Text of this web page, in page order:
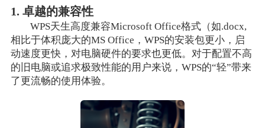
1. 卓越的兼容性
WPS天生高度兼容Microsoft Office格式（如.docx,
相比于体积庞大的MS Office，WPS的安装包更小，启
动速度更快，对电脑硬件的要求也更低。对于配置不高
的旧电脑或追求极致性能的用户来说，WPS的“轻”带来
了更流畅的使用体验。